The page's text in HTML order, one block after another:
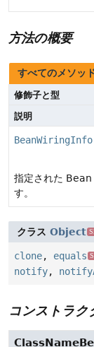
方法の概要
すべてのメソッ
修飾子と型
説明
BeanWiringInfo
指定された
す。
クラス Object
clone, equals
notify,
コンストラク